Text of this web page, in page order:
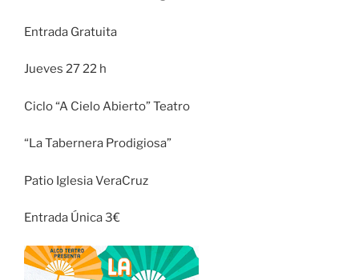
Entrada Gratuita
Jueves 27 22 h
Ciclo “A Cielo Abierto” Teatro
“La Tabernera Prodigiosa”
Patio Iglesia VeraCruz
Entrada Única 3€